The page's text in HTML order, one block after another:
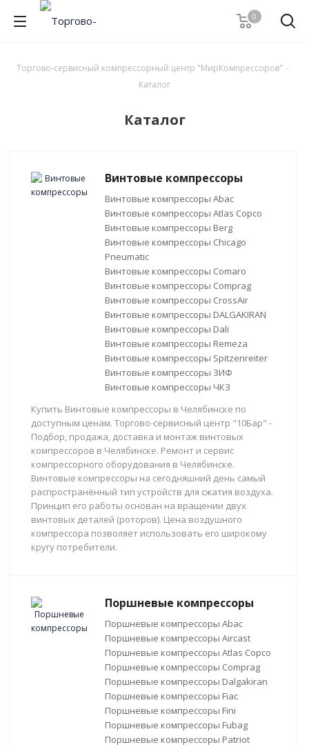
0
Торгово-сервисный компрессорный центр "МирКомпрессоров" -
Каталог
Каталог
Винтовые компрессоры
Винтовые компрессоры Abac
Винтовые компрессоры Atlas Copco
Винтовые компрессоры Berg
Винтовые компрессоры Chicago
Pneumatic
Винтовые компрессоры Comaro
Винтовые компрессоры Comprag
Винтовые компрессоры CrossAir
Винтовые компрессоры DALGAKIRAN
Винтовые компрессоры Dali
Винтовые компрессоры Remeza
Винтовые компрессоры Spitzenreiter
Винтовые компрессоры ЗИФ
Винтовые компрессоры ЧКЗ
Купить Винтовые компрессоры в Челябинске по
доступным ценам. Торгово-сервисный центр "10Бар" -
Подбор, продажа, доставка и монтаж винтовых
компрессоров в Челябинске. Ремонт и сервис
компрессорного оборудования в Челябинске.
Винтовые компрессоры на сегодняшний день самый
распространённый тип устройств для сжатия воздуха.
Принцип его работы основан на вращении двух
винтовых деталей (роторов). Цена воздушного
компрессора позволяет использовать его широкому
кругу потребители.
Поршневые компрессоры
Поршневые компрессоры Abac
Поршневые компрессоры Aircast
Поршневые компрессоры Atlas Copco
Поршневые компрессоры Comprag
Поршневые компрессоры Dalgakiran
Поршневые компрессоры Fiac
Поршневые компрессоры Fini
Поршневые компрессоры Fubag
Поршневые компрессоры Patriot